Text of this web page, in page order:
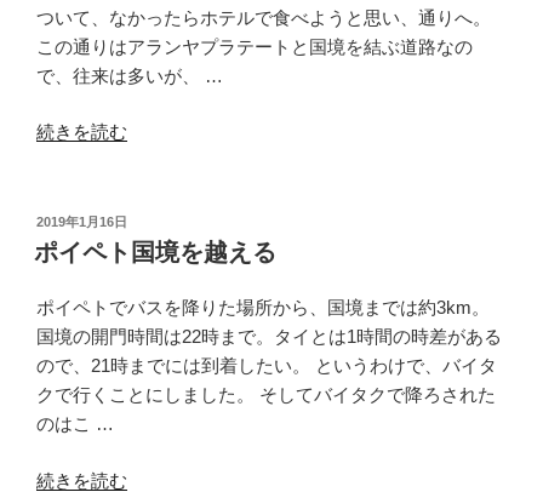
ト
か
ら
ン
に
戻
の
ついて、なかったらホテルで食べようと思い、通りへ。
この通りはアランヤプラテートと国境を結ぶ道路なの
で、往来は多いが、 …
“ア
ヤ
プ
テ
ー
ト
の
川
ビ
続きを読む
投
稿
日:
2019年1月16日
ポイペト国境を越える
ポイペトでバスを降りた場所から、国境までは約3km。
国境の開門時間は22時まで。タイとは1時間の時差がある
ので、21時までには到着したい。 というわけで、バイタ
クで行くことにしました。 そしてバイタクで降ろされた
のはこ …
“ポ
続きを読む